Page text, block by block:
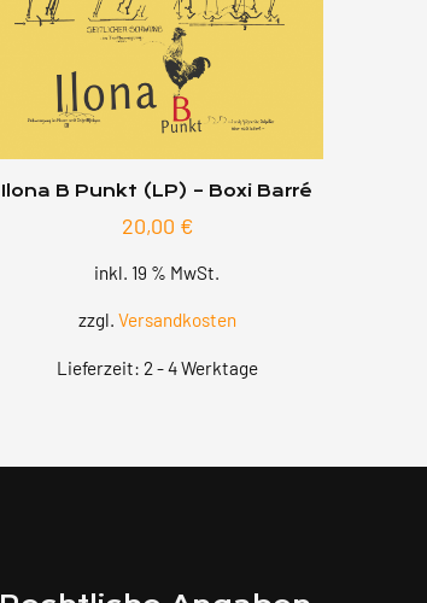
Ilona B Punkt (LP) – Boxi Barré
20,00 €
inkl. 19 % MwSt.
zzgl. Versandkosten
Lieferzeit: 2 - 4 Werktage